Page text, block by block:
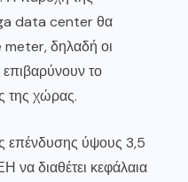
data center θα
meter, δηλαδή οι
το
της χώρας.
επένδυσης ύψους 3,5
να διαθέτει κεφάλαια